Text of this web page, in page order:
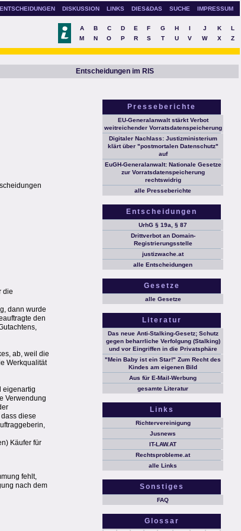
ENTSCHEIDUNGEN DISKUSSION LINKS DIES&DAS SUCHE IMPRESSUM
A B C D E F G H I J K
L
M
N O P R S T U V W X Z
Entscheidungen im RIS
die
dann wurde
den
ab, weil die
Werkqualität
eigenartig
Verwendung
diese
Käufer für
fehlt,
nach dem
Presseberichte
EU-Generalanwalt stärkt Verbot
weitreichender Vorratsdatenspeicherung
Digitaler Nachlass: Justizministerium
klärt über "postmortalen Datenschutz"
auf
EuGH-Generalanwalt: Nationale Gesetze
zur Vorratsdatenspeicherung
rechtswidrig
alle Presseberichte
Entscheidungen
UrhG § 19a, § 87
Drittverbot an Domain-
Registrierungsstelle
justizwache.at
alle Entscheidungen
Gesetze
alle Gesetze
Literatur
Das neue Anti-Stalking-Gesetz; Schutz
gegen beharrliche Verfolgung (Stalking)
und vor Eingriffen in die Privatsphäre
"Mein Baby ist ein Star!" Zum Recht des
Kindes am eigenen Bild
Aus für E-Mail-Werbung
gesamte Literatur
Links
Richtervereinigung
Jusnews
IT-LAW.AT
Rechtsprobleme.at
alle Links
Sonstiges
FAQ
Glossar